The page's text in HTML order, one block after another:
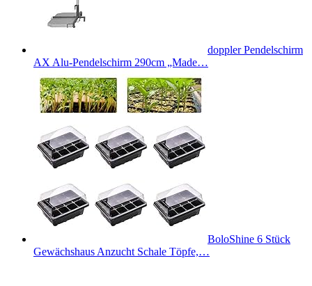
doppler Pendelschirm
AX Alu-Pendelschirm 290cm „Made…
BoloShine 6 Stück
Gewächshaus Anzucht Schale Töpfe,…